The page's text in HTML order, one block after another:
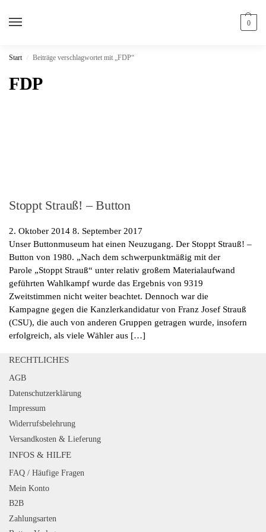
0
Start / Beiträge verschlagwortet mit „FDP“
FDP
Stoppt Strauß! – Button
2. Oktober 2014 8. September 2017
Unser Buttonmuseum hat einen Neuzugang. Der Stoppt Strauß! –
Button von 1980. „Nach dem schwerpunktmäßig mit der
Parole „Stoppt Strauß“ unter relativ großem Materialaufwand
geführten Wahlkampf wurde das Ergebnis von 9319
Zweitstimmen nicht weiter beachtet. Dennoch war die
Kampagne gegen die Kanzlerkandidatur von Franz Josef Strauß
(CSU), die auch von anderen Gruppen getragen wurde, insofern
erfolgreich, als viele Wähler aus […]
RECHTLICHES
AGB
Datenschutzerklärung
Impressum
Widerrufsbelehrung
Versandkosten & Lieferung
INFOS & HILFE
FAQ / Häufige Fragen
Mein Konto
B2B
Zahlungsarten